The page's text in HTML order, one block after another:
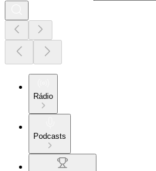
Rádio
Podcasts